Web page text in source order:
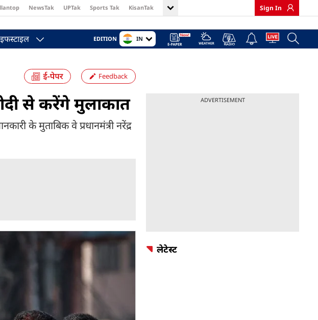
NewsTak UPTak Sports Tak KisanTak Sign In
EDITION IN
Feedback
से करेंगे मुलाकात
के मुताबिक वे प्रधानमंत्री नरेंद्र
ADVERTISEMENT
लेटेस्ट